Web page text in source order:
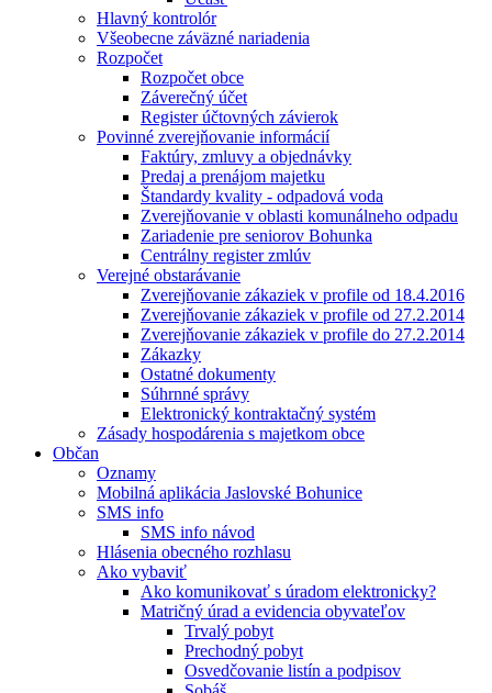
Hlavný kontrolór
Všeobecne záväzné nariadenia
Rozpočet
Rozpočet obce
Záverečný účet
Register účtovných závierok
Povinné zverejňovanie informácií
Faktúry, zmluvy a objednávky
Predaj a prenájom majetku
Štandardy kvality - odpadová voda
Zverejňovanie v oblasti komunálneho odpadu
Zariadenie pre seniorov Bohunka
Centrálny register zmlúv
Verejné obstarávanie
Zverejňovanie zákaziek v profile od 18.4.2016
Zverejňovanie zákaziek v profile od 27.2.2014
Zverejňovanie zákaziek v profile do 27.2.2014
Zákazky
Ostatné dokumenty
Súhrnné správy
Elektronický kontraktačný systém
Zásady hospodárenia s majetkom obce
Občan
Oznamy
Mobilná aplikácia Jaslovské Bohunice
SMS info
SMS info návod
Hlásenia obecného rozhlasu
Ako vybaviť
Ako komunikovať s úradom elektronicky?
Matričný úrad a evidencia obyvateľov
Trvalý pobyt
Prechodný pobyt
Osvedčovanie listín a podpisov